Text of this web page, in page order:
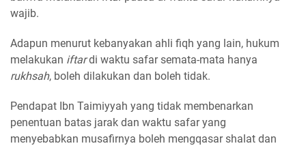
wajib.
Adapun menurut kebanyakan ahli fiqh yang lain, hukum
melakukan iftardi waktu safar semata-mata hanya
rukhsah, boleh dilakukan dan boleh tidak.
Pendapat Ibn Taimiyyah yang tidak membenarkan
penentuan batas jarak dan waktu safar yang
menyebabkan musafirnya boleh mengqasar shalat dan